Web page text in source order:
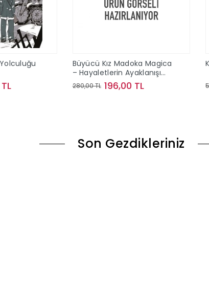
Yolculuğu
Büyücü Kız Madoka Magica
– Hayaletlerin Ayaklanışı
Cilt 1
280,00 TL 196,00 TL
Son Gezdikleriniz